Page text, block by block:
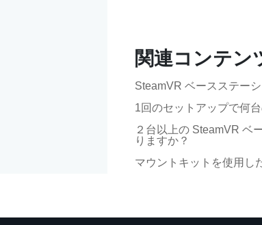
関連コンテン
SteamVR ベースステー
1回のセットアップで何
２台以上の SteamVR ベ
りますか？
マウントキットを使用し